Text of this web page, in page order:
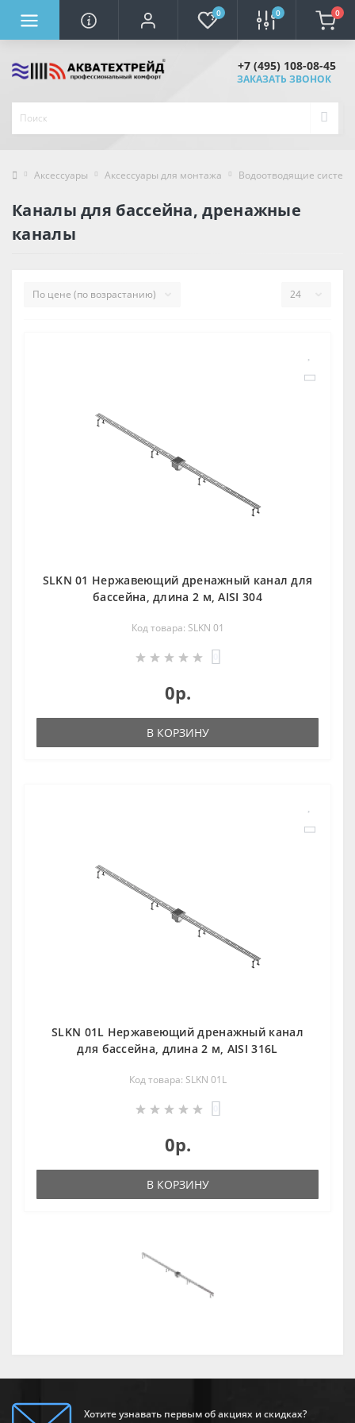
0 0 0
+7 (495) 108-08-45
ЗАКАЗАТЬ ЗВОНОК
Аксессуары Аксессуары для монтажа Водоотводящие
Каналы для бассейна, дренажные
каналы
SLKN 01 Нержавеющий дренажный канал для
бассейна, длина 2 м, AISI 304
Код товара: SLKN 01
0р.
В КОРЗИНУ
SLKN 01L Нержавеющий дренажный канал
для бассейна, длина 2 м, AISI 316L
Код товара: SLKN 01L
0р.
В КОРЗИНУ
Хотите узнавать первым об акциях и скидках?